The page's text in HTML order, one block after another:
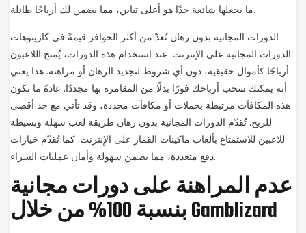
ما يجعلها شائعة جدًا هو أعلى تباين، مما يضمن لك أرباحًا طائلة.
الدورات المجانية بدون رهان تُعدّ من أكثر الحوافز قيمةً في كازينوهات
الدورات المجانية على الإنترنت. عند استخدام هذه الدورات، يُمنح اللاعبون
أرباحًا كأموال حقيقية، دون أي شروط لتجديد الرهان أو مراهنة. هذا يعني
أنه يمكنك سحب أرباحك فورًا بدلًا من المقامرة بها مجددًا. عادةً ما تكون
هذه المكافآت مرتبطة بحملات أو مكافآت محددة، وقد تأتي مع حد أقصى
للربح. تُقدّم الدورات المجانية بدون رهان طريقة لعب سهلة وبسيطة
للاعبين للاستمتاع بألعاب ماكينات القمار على الإنترنت. كما تُقدّم خيارات
دفع متعددة، مما يضمن سهولة وأمان عمليات الشراء.
عدم المراهنة على دورات مجانية
بنسبة 100% من خلال Gamblizard